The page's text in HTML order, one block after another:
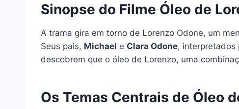
Sinopse do Filme Óleo de
A trama gira em torno de Lorenzo Odone, um
Seus pais, Michael e Clara Odone, interpretados
descobrem que o óleo de Lorenzo, uma
Os Temas Centrais de Óleo